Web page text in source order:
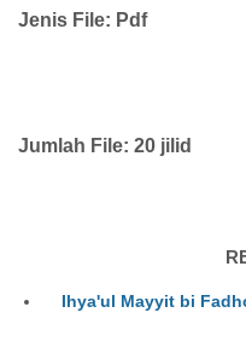
Jenis File: Pdf
Jumlah File: 20 jilid
Ihya'ul Mayyit bi